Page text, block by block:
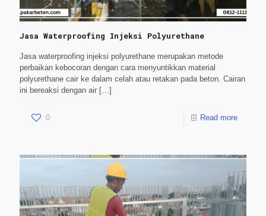
Jasa Waterproofing Injeksi Polyurethane
Jasa waterproofing injeksi polyurethane merupakan metode
perbaikan kebocoran dengan cara menyuntikkan material
polyurethane cair ke dalam celah atau retakan pada beton. Cairan
ini bereaksi dengan air […]
0 Read more